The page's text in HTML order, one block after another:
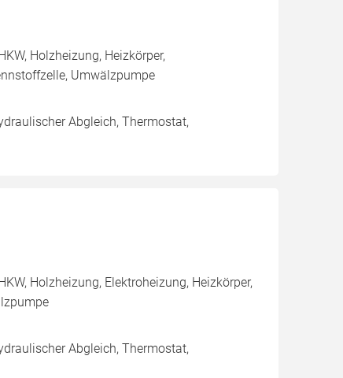
Holzheizung, Heizkörper,
Umwälzpumpe
Abgleich, Thermostat,
Holzheizung, Elektroheizung, Heizkörper,
Abgleich, Thermostat,